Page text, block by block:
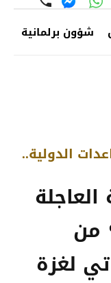
شؤون برلمانية
الدولية..
94.54% من
لغزة